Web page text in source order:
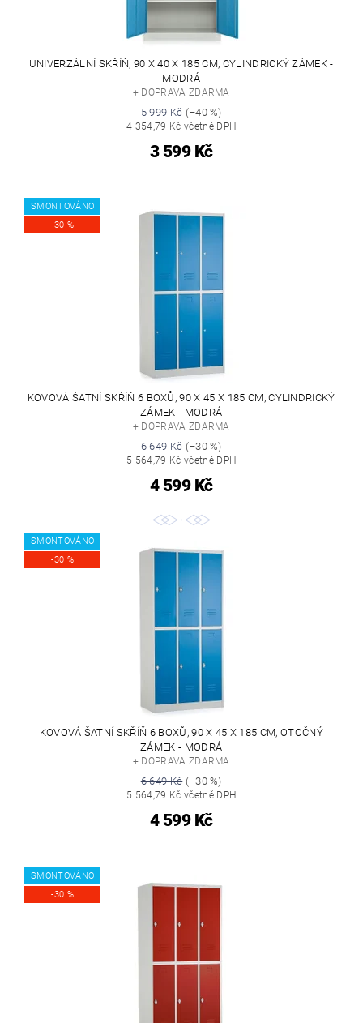
UNIVERZÁLNÍ SKŘÍŇ, 90 X 40 X 185 CM, CYLINDRICKÝ ZÁMEK -
MODRÁ
+ DOPRAVA ZDARMA
5 999 Kč(–40 %)
4 354,79 Kč včetně DPH
3 599 Kč
SMONTOVÁNO
-30 %
KOVOVÁ ŠATNÍ SKŘÍŇ 6 BOXŮ, 90 X 45 X 185 CM, CYLINDRICKÝ
ZÁMEK - MODRÁ
+ DOPRAVA ZDARMA
6 649 Kč(–30 %)
5 564,79 Kč včetně DPH
4 599 Kč
SMONTOVÁNO
-30 %
KOVOVÁ ŠATNÍ SKŘÍŇ 6 BOXŮ, 90 X 45 X 185 CM, OTOČNÝ
ZÁMEK - MODRÁ
+ DOPRAVA ZDARMA
6 649 Kč(–30 %)
5 564,79 Kč včetně DPH
4 599 Kč
SMONTOVÁNO
-30 %